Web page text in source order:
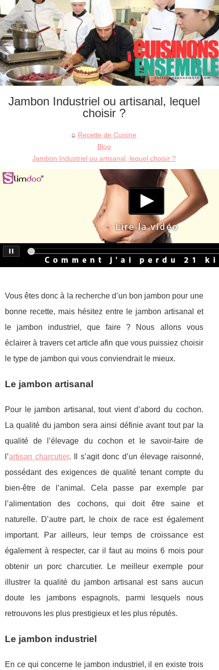
Jambon Industriel ou artisanal, lequel
choisir ?
Recette de Cuisine
Blog
Jambon Industriel ou artisanal, lequel choisir ?
Vous êtes donc à la recherche d’un bon jambon pour une
bonne recette, mais hésitez entre le jambon artisanal et
le jambon industriel, que faire ? Nous allons vous
éclairer à travers cet article afin que vous puissiez choisir
le type de jambon qui vous conviendrait le mieux.
Le jambon artisanal
Pour le jambon artisanal, tout vient d’abord du cochon.
La qualité du jambon sera ainsi définie avant tout par la
qualité de l’élevage du cochon et le savoir-faire de
l’artisan charcutier. Il s’agit donc d’un élevage raisonné,
possédant des exigences de qualité tenant compte du
bien-être de l’animal. Cela passe par exemple par
l’alimentation des cochons, qui doit être saine et
naturelle. D’autre part, le choix de race est également
important. Par ailleurs, leur temps de croissance est
également à respecter, car il faut au moins 6 mois pour
obtenir un porc charcutier. Le meilleur exemple pour
illustrer la qualité du jambon artisanal est sans aucun
doute les jambons espagnols, parmi lesquels nous
retrouvons les plus prestigieux et les plus réputés.
Le jambon industriel
En ce qui concerne le jambon industriel, il en existe trois